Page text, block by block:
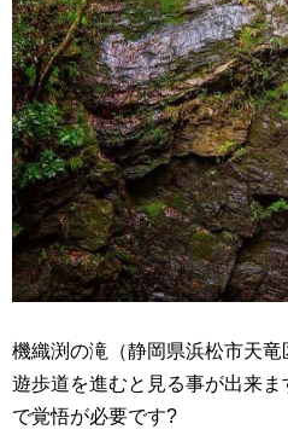
機織渕の滝（静岡県浜松市天
遊歩道を進むと見る事が出来
で覚悟が必要です?